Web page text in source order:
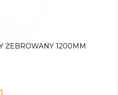
ŻEBROWANY 1200MM